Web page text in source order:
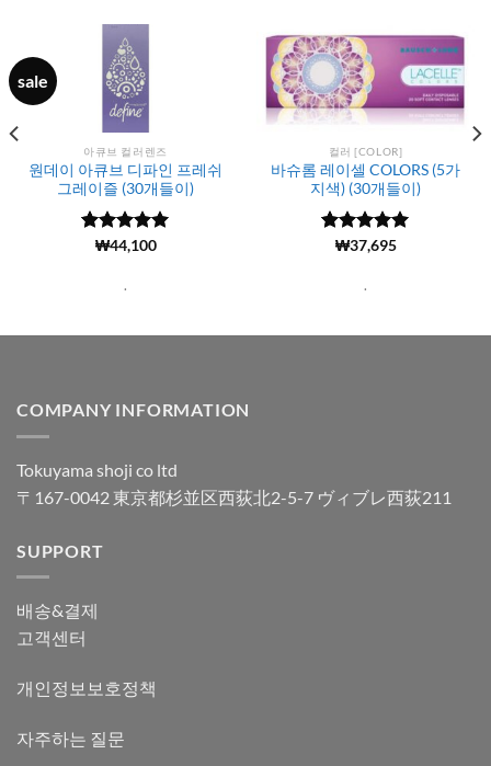
sale
아큐브 컬러렌즈
원데이 아큐브 디파인 프레쉬
그레이즐 (30개들이)
5 중에서
(1)₩44,100
.
컬러 [COLOR]
바슈롬 레이셀 COLORS (5가
지색) (30개들이)
5 중에서
(166)
₩37,695
.
COMPANY INFORMATION
Tokuyama shoji co ltd
〒167-0042 東京都杉並区西荻北2-5-7 ヴィブレ西荻211
SUPPORT
배송&결제
고객센터
개인정보보호정책
자주하는 질문